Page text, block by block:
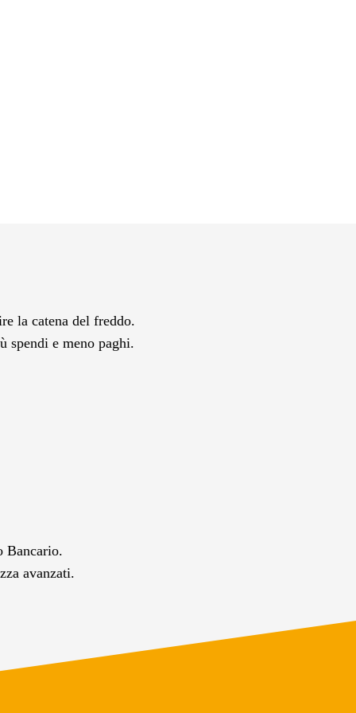
la catena del freddo.
spendi e meno paghi.
Bancario.
avanzati.